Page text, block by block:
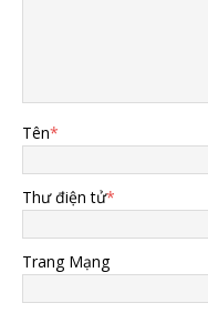
Tên*
Thư điện tử*
Trang Mạng